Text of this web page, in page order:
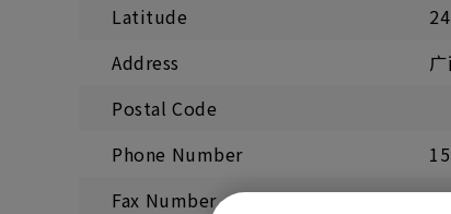
专业色准显示器
专业编程显示器
影音文书护眼屏幕
3A游戏显示器
硬件校准
定制影院投影机
客厅影院投影机
专业游戏投影机
商用投影机
工程投影机
LED
激光
内置系统
钢琴灯
智能阅读落地灯
智能阅读台灯
屏幕挂灯
笔记本随行灯
Latitude
Address
Postal Code
Phone Number
Fax Number